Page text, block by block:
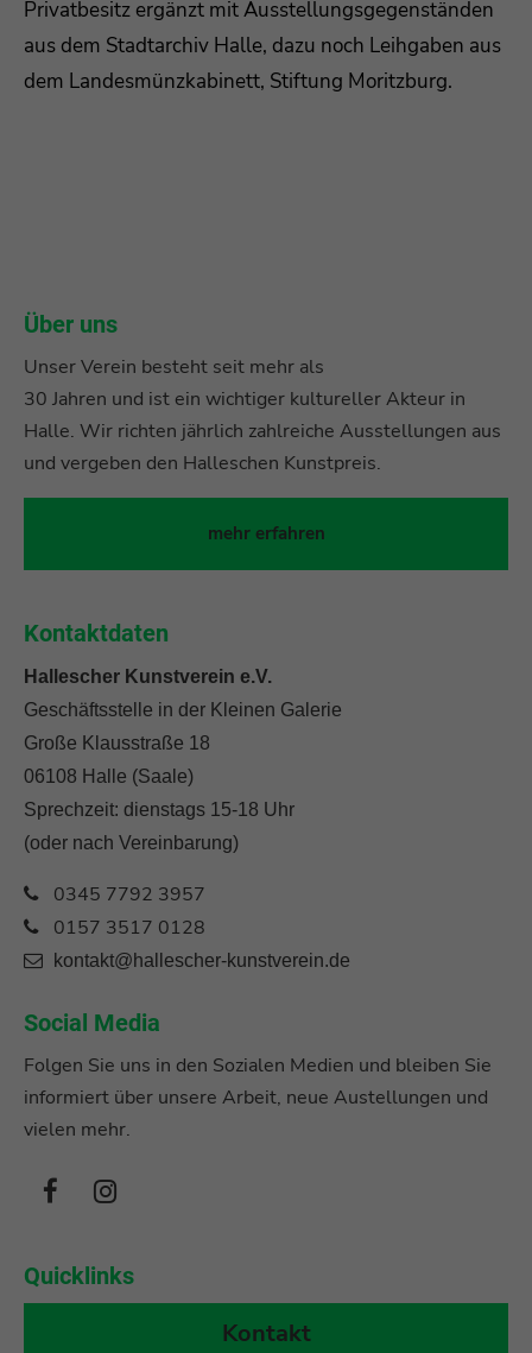
Privatbesitz ergänzt mit Ausstellungsgegenständen
aus dem Stadtarchiv Halle, dazu noch Leihgaben aus
dem Landesmünzkabinett, Stiftung Moritzburg.
Über uns
Unser Verein besteht seit mehr als
30 Jahren und ist ein wichtiger kultureller Akteur in
Halle. Wir richten jährlich zahlreiche Ausstellungen aus
und vergeben den Halleschen Kunstpreis.
mehr erfahren
Kontaktdaten
Hallescher Kunstverein e.V.
Geschäftsstelle in der Kleinen Galerie
Große Klausstraße 18
06108 Halle (Saale)
Sprechzeit: dienstags 15-18 Uhr
(oder nach Vereinbarung)
0345 7792 3957
0157 3517 0128
kontakt@hallescher-kunstverein.de
Social Media
Folgen Sie uns in den Sozialen Medien und bleiben Sie
informiert über unsere Arbeit, neue Austellungen und
vielen mehr.
Quicklinks
Kontakt